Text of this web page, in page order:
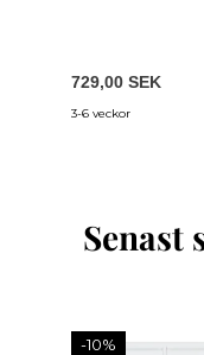
729,00 SEK
3-6 veckor
Senast
-10%